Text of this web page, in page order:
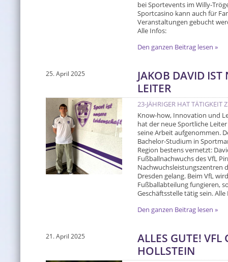
bei Sportevents im Willy-
Sportcasino kann auch für
Veranstaltungen gebucht
Alle Infos:
Den ganzen Beitrag lesen »
JAKOB DAVID IST
LEITER
25. April 2025
23-JÄHRIGER HAT
Know-how, Innovation und
hat der neue Sportliche
seine Arbeit aufgenommen.
Bachelor-Studium in
Region bestens vernetzt:
Fußballnachwuchs des VfL
Nachwuchsleistungszentren
Dresden gelang. Beim VfL
Fußballabteilung fungieren,
Geschäftsstelle tätig sein.
Den ganzen Beitrag lesen »
ALLES GUTE! VFL
HOLLSTEIN
21. April 2025